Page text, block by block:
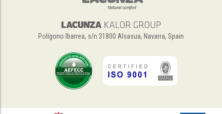
Polígono Ibarrea, s/n 31800 Alsasua, Navarra, Spain